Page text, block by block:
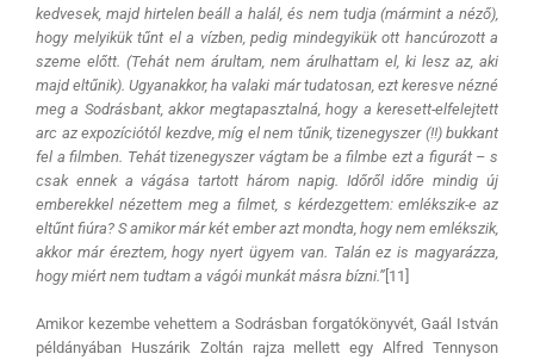
kedvesek, majd hirtelen beáll a halál, és nem tudja (mármint a néző),
hogy melyikük tűnt el a vízben, pedig mindegyikük ott hancúrozott a
szeme előtt. (Tehát nem árultam, nem árulhattam el, ki lesz az, aki
majd eltűnik). Ugyanakkor, ha valaki már tudatosan, ezt keresve nézné
meg a Sodrásbant, akkor megtapasztalná, hogy a keresett-elfelejtett
arc az expozíciótól kezdve, míg el nem tűnik, tizenegyszer (!!) bukkant
fel a filmben. Tehát tizenegyszer vágtam be a filmbe ezt a figurát – s
csak ennek a vágása tartott három napig. Időről időre mindig új
emberekkel nézettem meg a filmet, s kérdezgettem: emlékszik-e az
eltűnt fiúra? S amikor már két ember azt mondta, hogy nem emlékszik,
akkor már éreztem, hogy nyert ügyem van. Talán ez is magyarázza,
hogy miért nem tudtam a vágói munkát másra bízni.”[11]
Amikor kezembe vehettem a Sodrásban forgatókönyvét, Gaál István
példányában Huszárik Zoltán rajza mellett egy Alfred Tennyson